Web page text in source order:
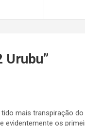
Urubu”
mais transpiração
evidentemente os